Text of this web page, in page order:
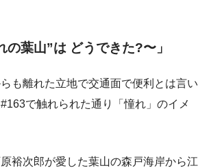
の葉山”は どうできた?〜」
も離れた立地で交通面で便利とは言い
で触れられた通り「憧れ」のイメ
裕次郎が愛した葉山の森戸海岸から江